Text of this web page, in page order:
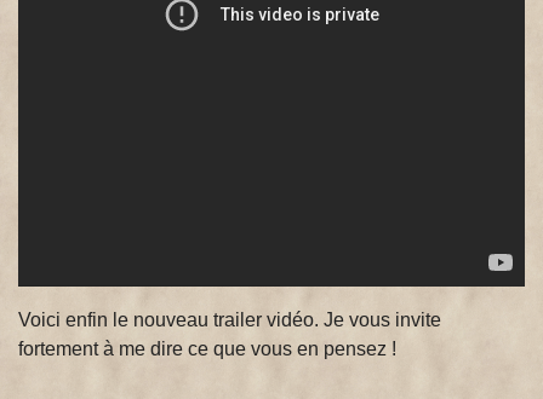
Voici enfin le nouveau trailer vidéo. Je vous invite
fortement à me dire ce que vous en pensez !